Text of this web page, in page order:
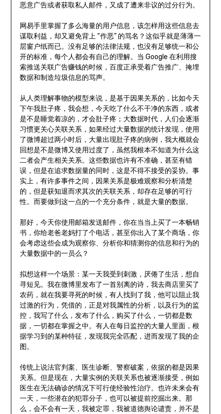
恶意广告或者获取私人邮件，又成了遭来非议的过分行为。
网易手里掌握了多么海量的用户信息，该怎样用这些信息去
谋取利益，却又避免背上 “作恶” 的骂名？这似乎就是薄薄一
层窗户纸而已。没有足够的法律法规，也没有足够统一和公
开的标准，每个人都会有自己的理解。当 Google 在利用搜
索推送关联广告赚钱的时候，百度正承受着广告推广、掩埋
数据和制造垃圾信息的骂声。
从人类理解事物的模型来说，是基于因果关系的，比如今天
下午我肚子疼，我会想，今天吃了什么不干净的东西，或者
是不是睡觉着凉的，才会肚子疼；大数据时代，人们会逐渐
习惯更关心关联关系，如果经过大量数据的统计发现，使用
了微博超过两小时后，大量出现肚子疼的病例，我大概就会
回想是不是微博又使用过度了，虽然我根本不知道为什么这
二者会产生相关关系。这些数据也许有不准确，甚至有错
误，但是在追求数据量的同时，这是不得不接受的妥协。事
实上，有许多事件之间，因果关系是极难观察和分析清楚
的，但是获知退而求其次的关联关系，却存在足够的可行
性。而要做到这一点的一个充分条件，就是大量的数据。
那好，今天你使用邮箱发送邮件，你在当当上买了一本畅销
书，你给老爸老妈打了个电话，甚至你出入了某个商场，你
会考虑这些会成为观察你、分析你和猜测你的信息和行为的
大量数据中的一员么？
拟想这样一个场景：某一天我受到刺激，厌倦了生活，想自
寻短见。我在微博里发布了一首别离的诗，我去商店里买了
农药，就在我要寻死的时候，有人找到了我，他可以阻止我
过激的行为，凭借的，正是对我属性的分析，以及行为的监
控，我写了什么，发布了什么，购买了什么，一切都是数
据，一切都在掌握之中。有人在每日监控的大量人里面，根
据学习到的某种特征，发现我完全匹配，进而发现了我的企
图。
传统上说法官判案、医生诊断、警察破案，依据的都是因果
关系。但是现在，大量实例的关联关系也被逐渐接受，例如
医生在无法确诊的情况下可行使经验性治疗。也许未来会有
一天，一些潜在的犯罪分子，也可以被提前挖掘出来。那
么，会不会有一天，我被定罪，我被道德舆论谴责，并不是